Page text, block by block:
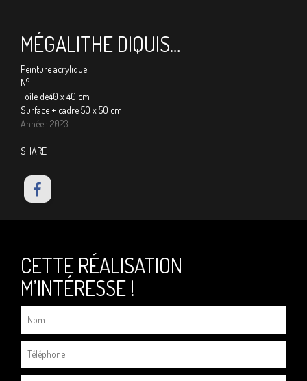
MÉGALITHE DIQUIS…
Peinture acrylique
N°
Toile de40 x 40 cm
Surface + cadre 50 x 50 cm
Année : 2023
SHARE
CETTE RÉALISATION
M’INTÉRESSE !